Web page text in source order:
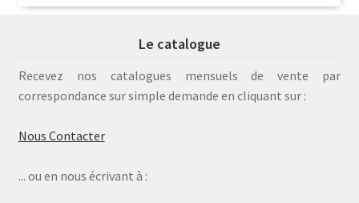
Le catalogue
Recevez nos catalogues mensuels de vente par
correspondance sur simple demande en cliquant sur :
Nous Contacter
... ou en nous écrivant à :